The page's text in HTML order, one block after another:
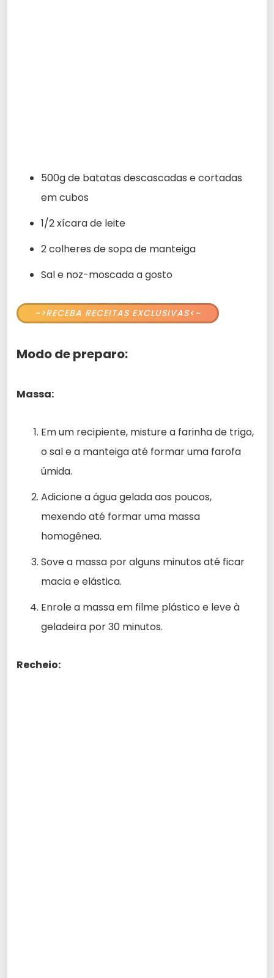
500g de batatas descascadas e cortadas
em cubos
1/2 xícara de leite
2 colheres de sopa de manteiga
Sal e noz-moscada a gosto
~>RECEBA RECEITAS EXCLUSIVAS<~
Modo de preparo:
Massa:
Em um recipiente, misture a farinha de trigo,
o sal e a manteiga até formar uma farofa
úmida.
Adicione a água gelada aos poucos,
mexendo até formar uma massa
homogênea.
Sove a massa por alguns minutos até ficar
macia e elástica.
Enrole a massa em filme plástico e leve à
geladeira por 30 minutos.
Recheio: